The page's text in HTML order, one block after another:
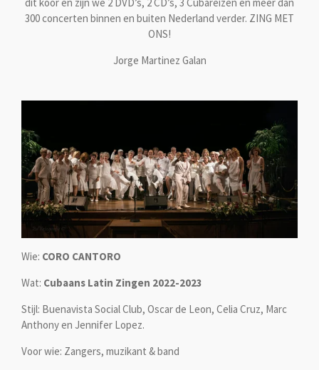
300 concerten binnen en buiten Nederland verder. ZING MET
ONS!
Jorge Martinez Galan
Wie: CORO CANTORO
Wat: Cubaans Latin Zingen 2022-2023
Stijl: Buenavista Social Club, Oscar de Leon, Celia Cruz, Marc
Anthony en Jennifer Lopez.
Voor wie: Zangers, muzikant & band